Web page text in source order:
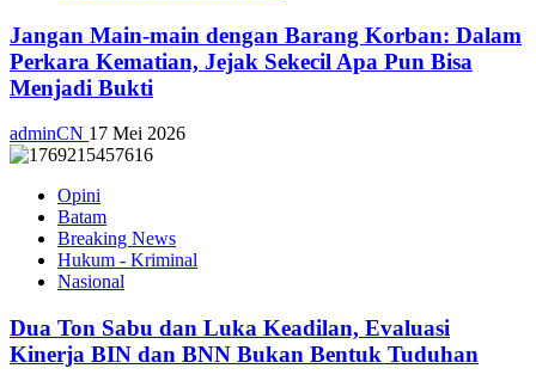
Jangan Main-main dengan Barang Korban: Dalam
Perkara Kematian, Jejak Sekecil Apa Pun Bisa
Menjadi Bukti
adminCN 17 Mei 2026
Opini
Batam
Breaking News
Hukum - Kriminal
Nasional
Dua Ton Sabu dan Luka Keadilan, Evaluasi
Kinerja BIN dan BNN Bukan Bentuk Tuduhan